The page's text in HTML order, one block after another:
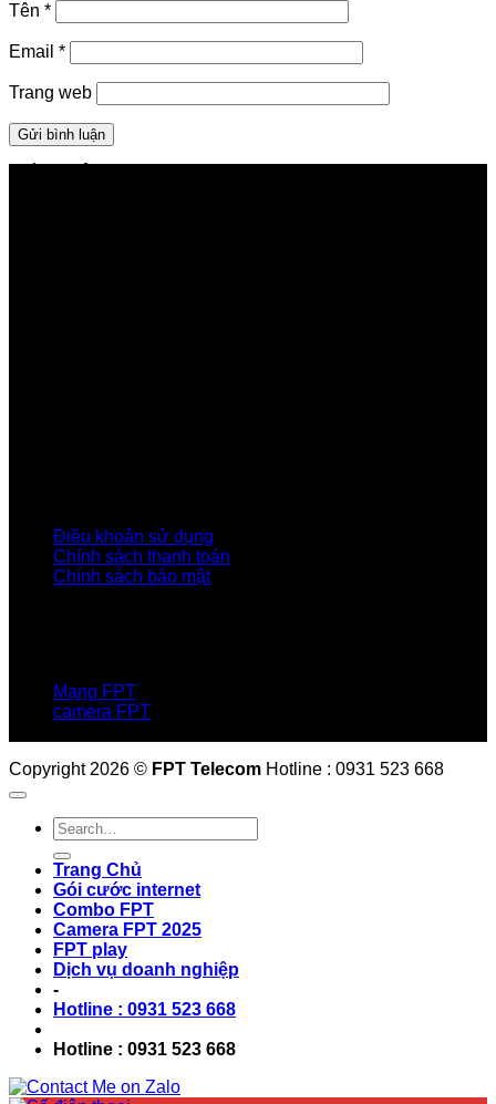
Tên *
Email *
Trang web
Điều khoản sử dụng
Chính sách thanh toán
Chính sách bảo mật
Mạng FPT
camera FPT
Copyright 2026 © FPT Telecom Hotline : 0931 523 668
Trang Chủ
Gói cước internet
Combo FPT
Camera FPT 2025
FPT play
Dịch vụ doanh nghiệp
-
Hotline : 0931 523 668
Hotline : 0931 523 668